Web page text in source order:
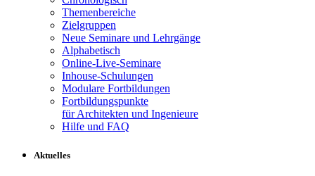
Themenbereiche
Zielgruppen
Neue Seminare und Lehrgänge
Alphabetisch
Online-Live-Seminare
Inhouse-Schulungen
Modulare Fortbildungen
Fortbildungspunkte
für Architekten und Ingenieure
Hilfe und FAQ
Aktuelles